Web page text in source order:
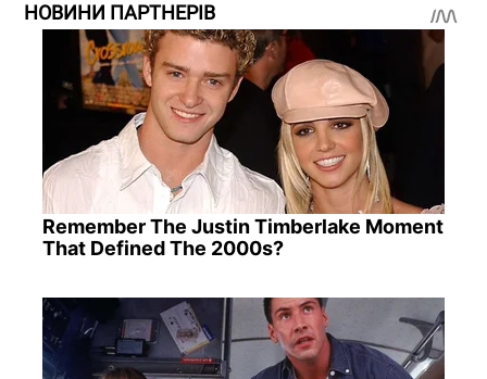
НОВИНИ ПАРТНЕРІВ
Remember The Justin Timberlake Moment
That Defined The 2000s?